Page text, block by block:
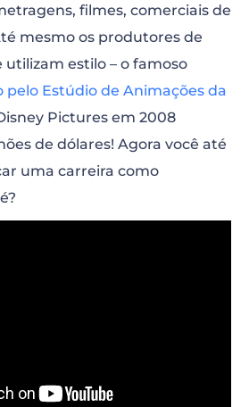
filmes, comerciais de
mesmo os produtores de
estilo – o famoso
pelo Estúdio de Animações da
Pictures em 2008
de dólares! Agora você até
uma carreira como